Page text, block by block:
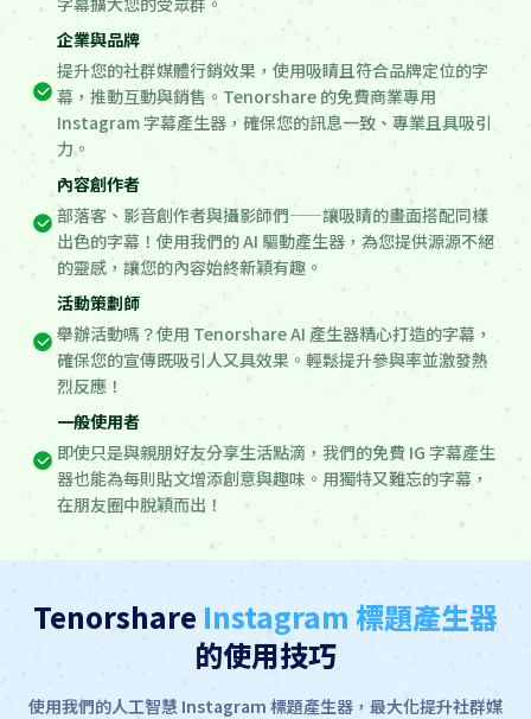
企業與品牌
提升您的社群媒體行銷效果，使用吸睛且符合品牌定位的字
幕，推動互動與銷售。Tenorshare 的免費商業專用
Instagram 字幕產生器，確保您的訊息一致、專業且具吸引
力。
內容創作者
部落客、影音創作者與攝影師們——讓吸睛的畫面搭配同樣
出色的字幕！使用我們的 AI 驅動產生器，為您提供源源不絕
的靈感，讓您的內容始終新穎有趣。
活動策劃師
舉辦活動嗎？使用 Tenorshare AI 產生器精心打造的字幕，
確保您的宣傳既吸引人又具效果。輕鬆提升參與率並激發熱
烈反應！
一般使用者
即使只是與親朋好友分享生活點滴，我們的免費 IG 字幕產生
器也能為每則貼文增添創意與趣味。用獨特又難忘的字幕，
在朋友圈中脫穎而出！
Tenorshare Instagram 標題產生器
的使用技巧
使用我們的人工智慧 Instagram 標題產生器，最大化提升社群媒